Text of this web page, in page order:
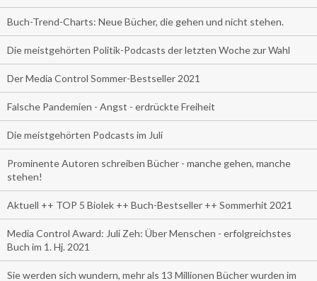
Buch-Trend-Charts: Neue Bücher, die gehen und nicht stehen.
Die meistgehörten Politik-Podcasts der letzten Woche zur Wahl
Der Media Control Sommer-Bestseller 2021
Falsche Pandemien - Angst - erdrückte Freiheit
Die meistgehörten Podcasts im Juli
Prominente Autoren schreiben Bücher - manche gehen, manche
stehen!
Aktuell ++ TOP 5 Biolek ++ Buch-Bestseller ++ Sommerhit 2021
Media Control Award: Juli Zeh: Über Menschen - erfolgreichstes
Buch im 1. Hj. 2021
Sie werden sich wundern, mehr als 13 Millionen Bücher wurden im